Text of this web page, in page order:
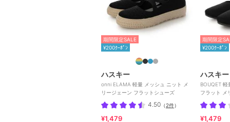
期間限定SALE
¥200ｸｰﾎﾟﾝ
ハスキー
onni ELAMA 軽量 メッシュ ニット メ
リージェーン フラットシューズ
4.50 （2件）
¥1,479
期間限定
¥200ｸｰﾎﾟﾝ
ハスキー
BOUQET
フラット メ
ポン
¥1,479